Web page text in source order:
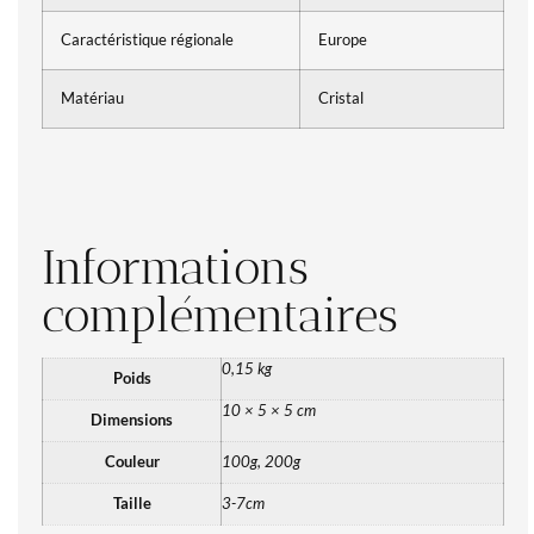
Caractéristique régionale Europe
Matériau Cristal
Informations
complémentaires
Poids
0,15 kg
Dimensions
10 × 5 × 5 cm
Couleur 100g, 200g
Taille 3-7cm